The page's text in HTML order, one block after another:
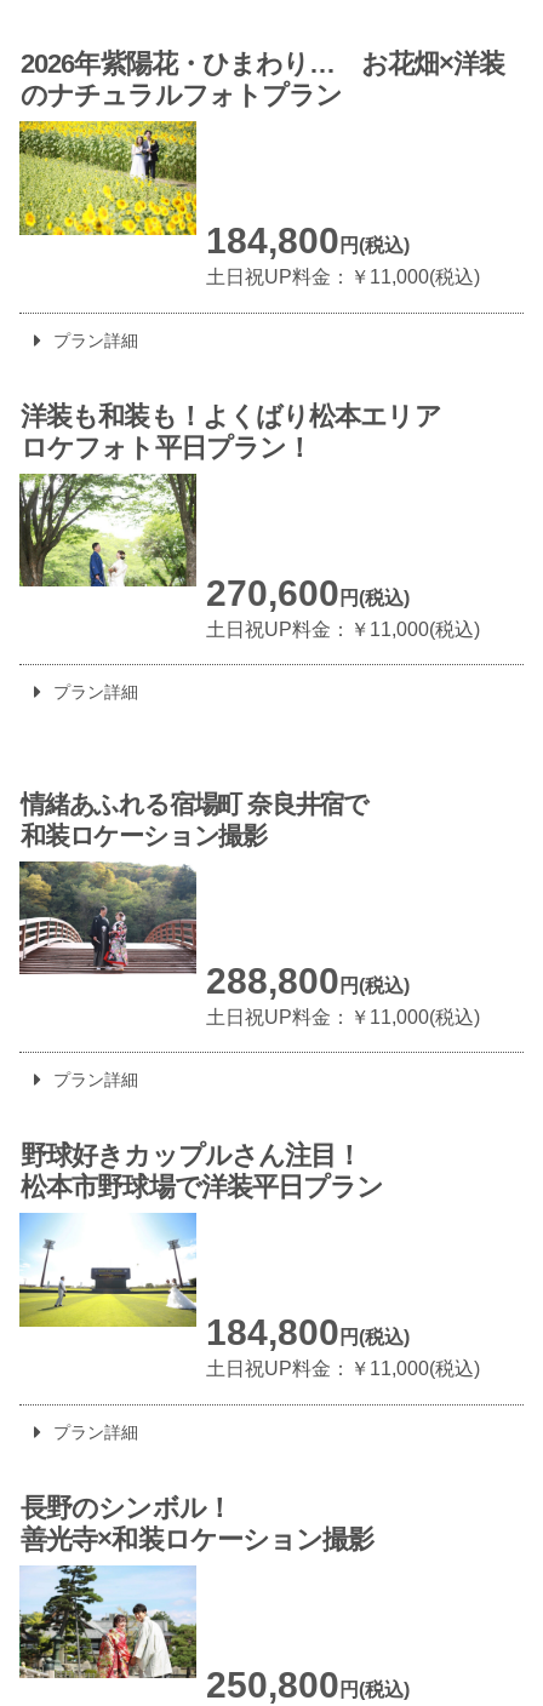
2026年紫陽花・ひまわり… お花畑×洋装
のナチュラルフォトプラン
184,800 円(税込)
土日祝UP料金：￥11,000(税込)
プラン詳細
洋装も和装も！ よくばり松本エリア
ロケフォト平日プラン！
270,600 円(税込)
土日祝UP料金：￥11,000(税込)
プラン詳細
情緒あふれる宿場町 奈良井宿で
和装ロケーション撮影
288,800 円(税込)
土日祝UP料金：￥11,000(税込)
プラン詳細
野球好きカップルさん注目！
松本市野球場で洋装平日プラン
184,800 円(税込)
土日祝UP料金：￥11,000(税込)
プラン詳細
長野のシンボル！
善光寺×和装ロケーション撮影
250,800 円(税込)